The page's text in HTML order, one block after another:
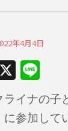
年4月4日
X
n
e
ライナの
に参加して